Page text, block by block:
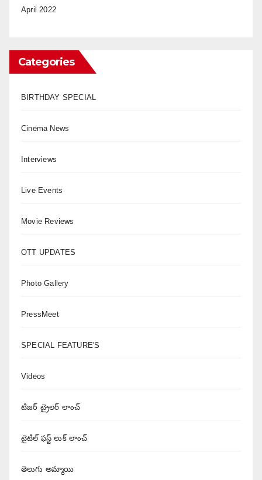
April 2022
Categories
BIRTHDAY SPECIAL
Cinema News
Interviews
Live Events
Movie Reviews
OTT UPDATES
Photo Gallery
PressMeet
SPECIAL FEATURE'S
Videos
టిజర్ ట్రైలర్ లాంచ్
టైటిల్ ఫస్ట్ లుక్ లాంచ్
తెలుగు అమ్మాయి